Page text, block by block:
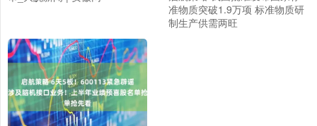
准物质突破1.9万项 标准物质研
制生产供需两旺